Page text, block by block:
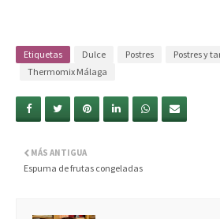
Etiquetas Dulce Postres
Postres y
Thermomix Málaga
MÁS ANTIGUA
Espuma de frutas congeladas